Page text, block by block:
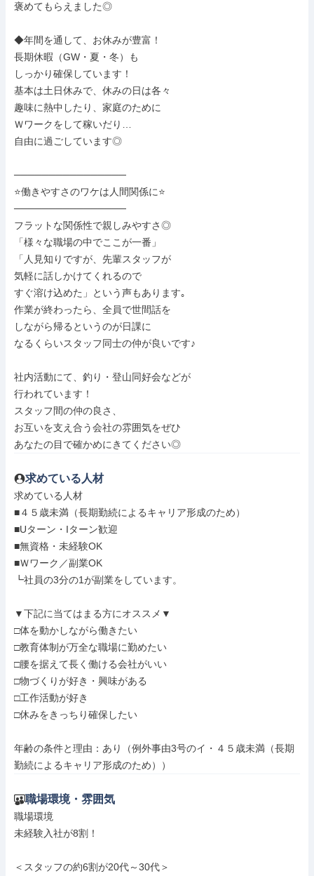
褒めてもらえました◎
◆年間を通して、お休みが豊富！
長期休暇（GW・夏・冬）も
しっかり確保しています！
基本は土日休みで、休みの日は各々
趣味に熱中したり、家庭のために
Ｗワークをして稼いだり…
自由に過ごしています◎
────────────────
⭐働きやすさのワケは人間関係に⭐
────────────────
フラットな関係性で親しみやすさ◎
「様々な職場の中でここが一番」
「人見知りですが、先輩スタッフが
気軽に話しかけてくれるので
すぐ溶け込めた」という声もあります｡
作業が終わったら、全員で世間話を
しながら帰るというのが日課に
なるくらいスタッフ同士の仲が良いです♪
社内活動にて、釣り・登山同好会などが
行われています！
スタッフ間の仲の良さ、
お互いを支え合う会社の雰囲気をぜひ
あなたの目で確かめにきてください◎
求めている人材
求めている人材
■４５歳未満（長期勤続によるキャリア形成のため）
■Uターン・Iターン歓迎
■無資格・未経験OK
■Ｗワーク／副業OK
┗社員の3分の1が副業をしています。
▼下記に当てはまる方にオススメ▼
□体を動かしながら働きたい
□教育体制が万全な職場に勤めたい
□腰を据えて長く働ける会社がいい
□物づくりが好き・興味がある
□工作活動が好き
□休みをきっちり確保したい
年齢の条件と理由：あり（例外事由3号のイ・４５歳未満（長期
勤続によるキャリア形成のため））
職場環境・雰囲気
職場環境
未経験入社が8割！
＜スタッフの約6割が20代～30代＞